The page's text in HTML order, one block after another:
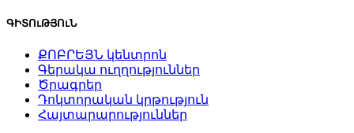
ԳԻՏՈւԹՅՈւՆ
ՔՈԲՐԵՅՆ կենտրոն
Գերակա ուղղություններ
Ծրագրեր
Դոկտորական կրթություն
Հայտարարություններ